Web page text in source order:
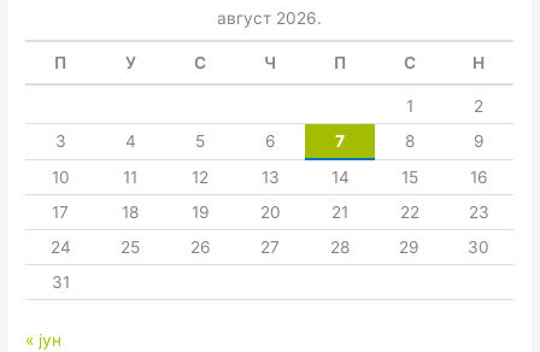
август 2026.
П У С Ч П С Н
1
2
3
4 5 6 7 8
9
10
11 12 13 14 15
16
17
18 19 20 21 22
23
24
25 26 27 28 29
30
31
« јун